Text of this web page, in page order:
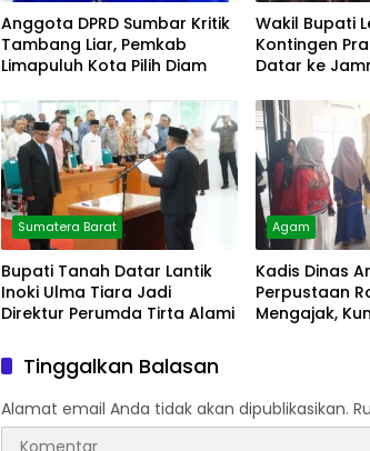
Anggota DPRD Sumbar Kritik
Tambang Liar, Pemkab
Limapuluh Kota Pilih Diam
Wakil Bupati
Kontingen
Datar ke
Sumatera Barat
Bupati Tanah Datar Lantik
Inoki Ulma Tiara Jadi
Direktur Perumda Tirta Alami
Agam
Kadis Dinas
Perpustaan
Mengajak,
Tinggalkan Balasan
Alamat email Anda tidak akan dipublikasikan.